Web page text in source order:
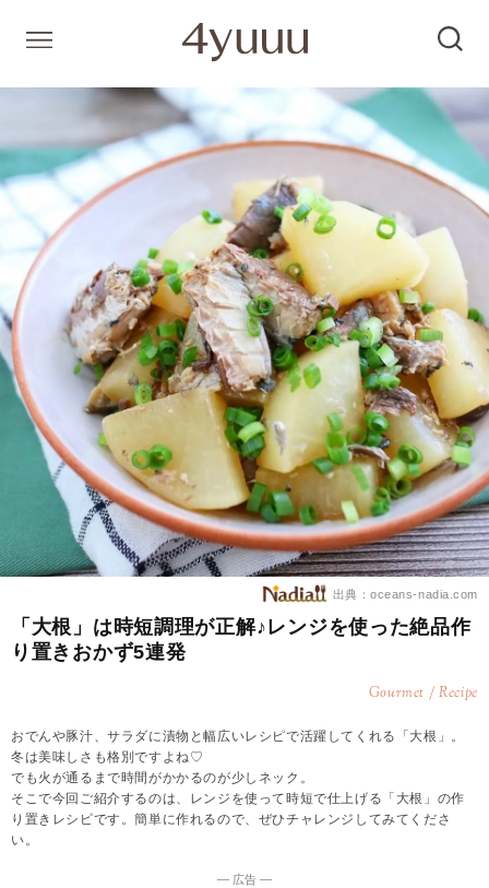
出典：oceans-nadia.com
「大根」は時短調理が正解♪レンジを使った絶品作
り置きおかず5連発
Gourmet / Recipe
おでんや豚汁、サラダに漬物と幅広いレシピで活躍してくれる「大根」。
冬は美味しさも格別ですよね♡
でも火が通るまで時間がかかるのが少しネック。
そこで今回ご紹介するのは、レンジを使って時短で仕上げる「大根」の作
り置きレシピです。簡単に作れるので、ぜひチャレンジしてみてくださ
い。
― 広告 ―